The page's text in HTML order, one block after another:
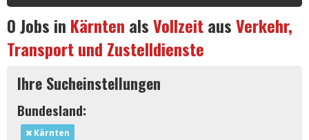
0Jobs in Kärnten alsVollzeitausVerkehr,
Transport und Zustelldienste
Ihre Sucheinstellungen
Bundesland:
Kärnten